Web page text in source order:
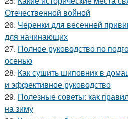
Отечественной войной
26. Черенки для весенней
для начинающих
27. Полное руководство по
осенью
28. Как сушить шиповник в
и эффективное руководство
29. Полезные советы: как
на зиму